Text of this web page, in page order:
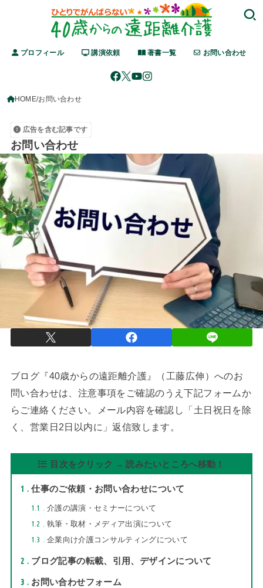
プロフィール 講演依頼 著書一覧 お問い合わせ
HOME お問い合わせ
広告を含む記事です
お問い合わせ
ブログ『40歳からの遠距離介護』（工藤広伸）へのお
問い合わせは、 注意事項をご確認のうえ下記フォームか
らご連絡ください。メール内容を確認し「土日祝日を除
く、営業日2日以内に」返信致します。
目次をクリック → 読みたいところへ移動！
1 仕事のご依頼・お問い合わせについて
1.1
介護の講演・セミナーについて
1.2
執筆・取材・メディア出演について
1.3
企業向け介護コンサルティングについて
2 ブログ記事の転載、引用、デザインについて
3 お問い合わせフォーム